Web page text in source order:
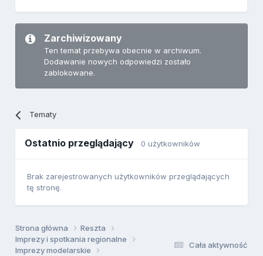
Zarchiwizowany
Ten temat przebywa obecnie w archiwum.
Dodawanie nowych odpowiedzi zostało
zablokowane.
Tematy
Ostatnio przeglądający 0 użytkowników
Brak zarejestrowanych użytkowników przeglądających
tę stronę.
Cała aktywność
Strona główna
Reszta
Imprezy i spotkania regionalne
Imprezy modelarskie